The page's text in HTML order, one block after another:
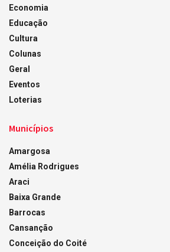
Economia
Educação
Cultura
Colunas
Geral
Eventos
Loterias
Municípios
Amargosa
Amélia Rodrigues
Araci
Baixa Grande
Barrocas
Cansanção
Conceição do Coité